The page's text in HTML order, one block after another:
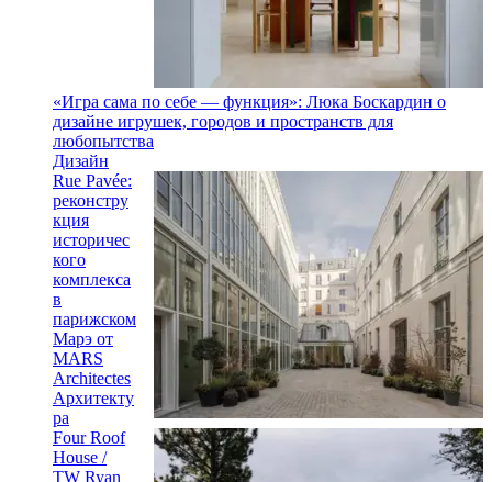
«Игра сама по себе — функция»: Люка Боскардин о
дизайне игрушек, городов и пространств для
любопытства
Дизайн
Rue Pavée:
реконстру
кция
историчес
кого
комплекса
в
парижском
Марэ от
MARS
Architectes
Архитекту
ра
Four Roof
House /
TW Ryan